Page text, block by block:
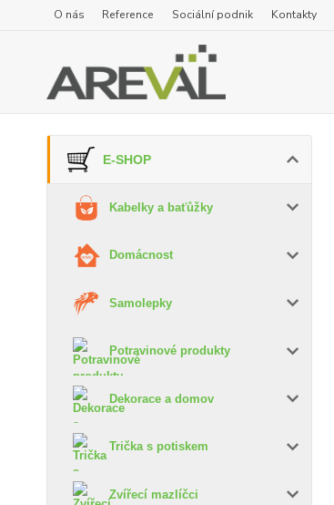
O nás Reference Sociální podnik Kontakty
E-SHOP
Kabelky a baťůžky
Domácnost
Samolepky
Potravinové produkty
Dekorace a domov
Trička s potiskem
Zvířecí mazlíčci